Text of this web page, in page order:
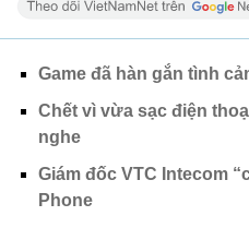
Game đã hàn gắn tình
Chết vì vừa sạc điện
nghe
Giám đốc VTC Intecom
Phone